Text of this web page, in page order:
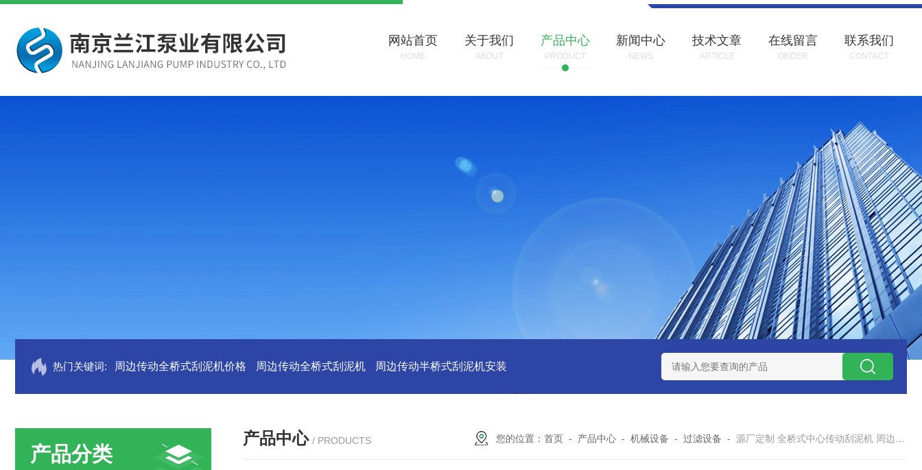
网站首页
HOME
关于我们
ABOUT
产品中心
PRODUCT
新闻中心
NEWS
技术文章
ARTICLE
在线留言
ORDER
联系我们
CONTACT
热门关键词: 周边传动全桥式刮泥机价格 周边传动全桥式刮泥机 周边传动半桥式刮泥机安装 周边传动半桥式刮泥机选型 周边传动半桥式刮泥机
产品分类
产品中心 / PRODUCTS 您的位置：首页 - 产品中心 -机械设备 -过滤设备 -源厂定制 全桥式中心传动刮泥机 周边传动 水下刮吸泥机 兰江水